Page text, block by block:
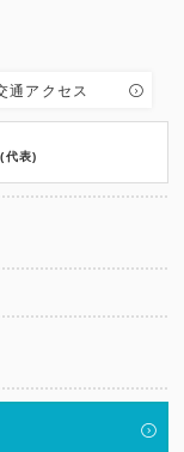
通アクセス
(代表)